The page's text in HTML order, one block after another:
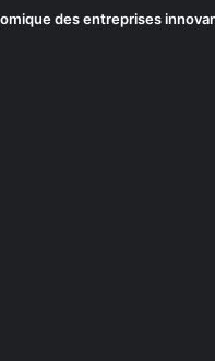
des entreprises